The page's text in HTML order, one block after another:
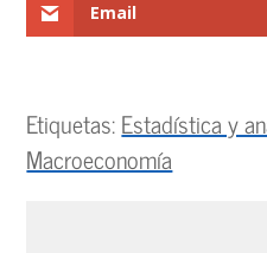
Email
Etiquetas:Estadística y
Macroeconomía